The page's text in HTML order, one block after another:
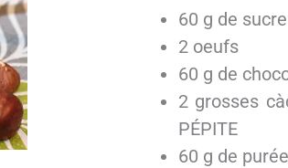
60 g de sucre
2 oeufs
60 g de
2 grosses
PÉPITE
60 g de